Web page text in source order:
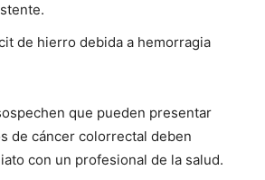
de hierro debida a hemorragia
que pueden presentar
de cáncer colorrectal deben
con un profesional de la salud.